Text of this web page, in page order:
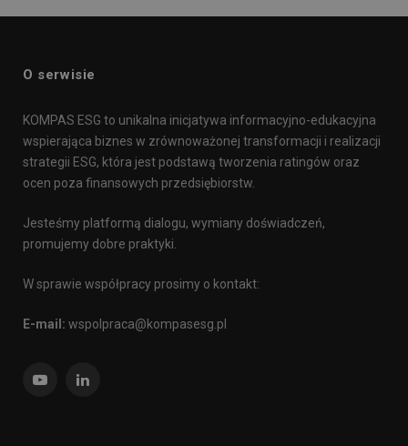
O serwisie
KOMPAS ESG to unikalna inicjatywa informacyjno-edukacyjna
wspierająca biznes w zrównoważonej transformacji i realizacji
strategii ESG, która jest podstawą tworzenia ratingów oraz
ocen poza finansowych przedsiębiorstw.
Jesteśmy platformą dialogu, wymiany doświadczeń,
promujemy dobre praktyki.
W sprawie współpracy prosimy o kontakt:
E-mail: wspolpraca@kompasesg.pl
YouTubeLinkedIn